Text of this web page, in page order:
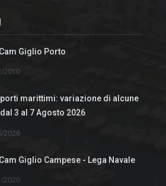
Giglio Porto
2010
marittimi: variazione di alcune
3 al 7 Agosto 2026
2026
Giglio Campese - Lega Navale
2020